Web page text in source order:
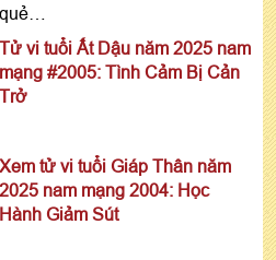
quẻ…
Tử vi tuổi Ất Dậu năm 2025 nam
mạng #2005: Tình Cảm Bị Cản
Trở
Xem tử vi tuổi Giáp Thân năm
2025 nam mạng 2004: Học
Hành Giảm Sút